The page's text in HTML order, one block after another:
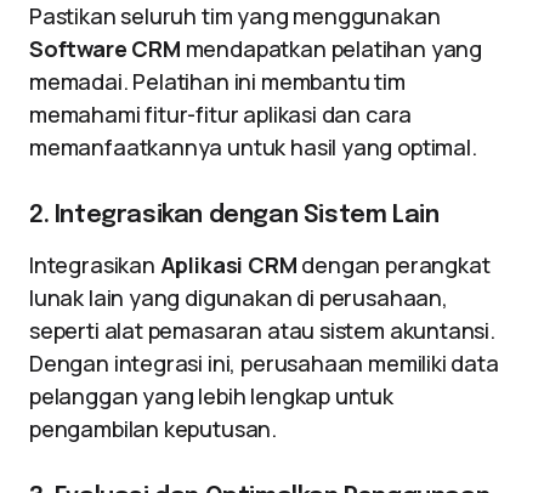
Pastikan seluruh tim yang menggunakan
Software CRM mendapatkan pelatihan yang
memadai. Pelatihan ini membantu tim
memahami fitur-fitur aplikasi dan cara
memanfaatkannya untuk hasil yang optimal.
2. Integrasikan dengan Sistem Lain
Integrasikan Aplikasi CRM dengan perangkat
lunak lain yang digunakan di perusahaan,
seperti alat pemasaran atau sistem akuntansi.
Dengan integrasi ini, perusahaan memiliki data
pelanggan yang lebih lengkap untuk
pengambilan keputusan.